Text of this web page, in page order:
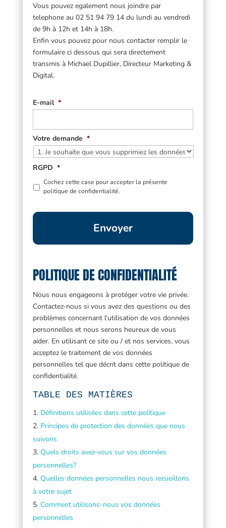
Vous pouvez egalement nous joindre par
telephone au 02 51 94 79 14 du lundi au vendredi
de 9h à 12h et 14h à 18h.
Enfin vous pouvez pour nous contacter remplir le
formulaire ci dessous qui sera directement
transmis à Michael Dupillier, Directeur Marketing &
Digital.
E-mail *
Votre demande *
RGPD *
Cochez cette case pour accepter la présente
politique de confidentialité.
POLITIQUE DE CONFIDENTIALITÉ
Nous nous engageons à protéger votre vie privée.
Contactez-nous si vous avez des questions ou des
problèmes concernant l’utilisation de vos données
personnelles et nous serons heureux de vous
aider. En utilisant ce site ou / et nos services, vous
acceptez le traitement de vos données
personnelles tel que décrit dans cette politique de
confidentialité.
TABLE DES MATIÈRES
Définitions utilisées dans cette politique
Principes de protection des données que nous
suivons
Quels droits avez-vous sur vos données
personnelles?
Quelles données personnelles nous recueillons
à votre sujet
Comment utilisons-nous vos données
personnelles